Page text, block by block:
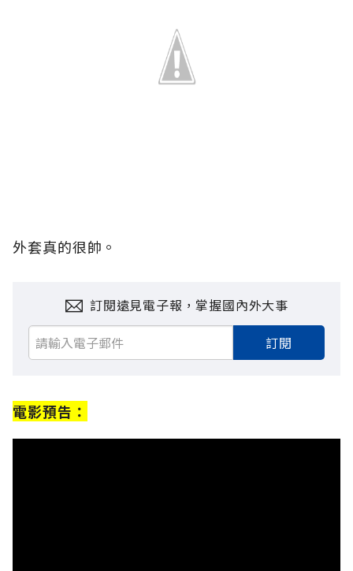
外套真的很帥。
訂閱遠見電子報，掌握國內外大事
訂閱
電影預告：